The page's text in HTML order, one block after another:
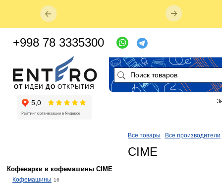
Все товары Все производители
CIME
Кофеварки и кофемашины CIME
Кофемашины 16
ОТ ИДЕИ ДО ОТКРЫТИЯ
+998 78 3335300